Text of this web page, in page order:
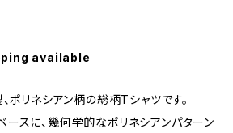
available
ポリネシアン柄の総柄Tシャツです。
ースに、幾何学的なポリネシアンパターン